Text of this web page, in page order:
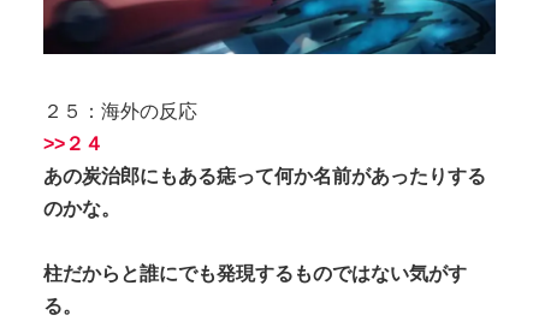
２５：海外の反応
>>２４
あの炭治郎にもある痣って何か名前があったりする
のかな。
柱だからと誰にでも発現するものではない気がす
る。